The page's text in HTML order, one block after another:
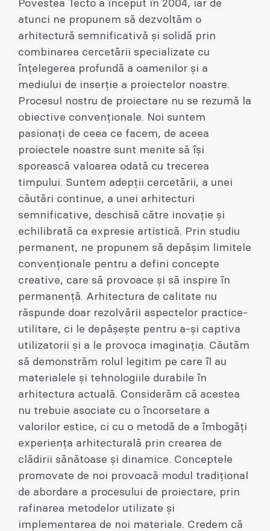
Povestea Tecto a început în 2004, iar de
atunci ne propunem să dezvoltăm o
arhitectură semnificativă și solidă prin
combinarea cercetării specializate cu
înțelegerea profundă a oamenilor și a
mediului de inserție a proiectelor noastre.
Procesul nostru de proiectare nu se rezumă la
obiective convenționale. Noi suntem
pasionați de ceea ce facem, de aceea
proiectele noastre sunt menite să își
sporească valoarea odată cu trecerea
timpului. Suntem adepții cercetării, a unei
căutări continue, a unei arhitecturi
semnificative, deschisă către inovație și
echilibrată ca expresie artistică. Prin studiu
permanent, ne propunem să depășim limitele
convenționale pentru a defini concepte
creative, care să provoace și să inspire în
permanență. Arhitectura de calitate nu
răspunde doar rezolvării aspectelor practice-
utilitare, ci le depășește pentru a-și captiva
utilizatorii și a le provoca imaginația. Căutăm
să demonstrăm rolul legitim pe care îl au
materialele și tehnologiile durabile în
arhitectura actuală. Considerăm că acestea
nu trebuie asociate cu o încorsetare a
valorilor estice, ci cu o metodă de a îmbogăți
experiența arhitecturală prin crearea de
clădirii sănătoase și dinamice. Conceptele
promovate de noi provoacă modul tradițional
de abordare a procesului de proiectare, prin
rafinarea metodelor utilizate și
implementarea de noi materiale. Credem că